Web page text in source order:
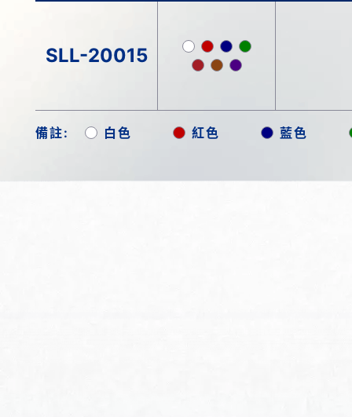
SLL-20015
備註: 白色 紅色 藍色